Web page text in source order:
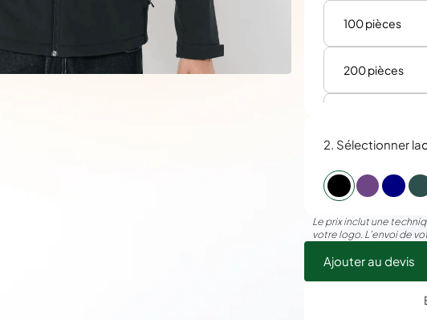
100 pièces
200 pièces
2. Sélectionner la
Le prix inclut une
votre logo. L’envoi de
Ajouter au devis